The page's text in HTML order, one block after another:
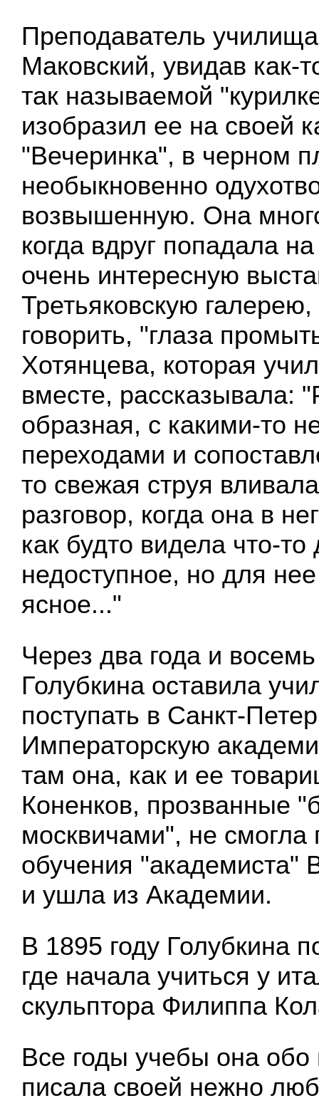
Преподаватель
Маковский, увидав как-
так называемой
изобразил ее на своей
"Вечеринка", в черном
необыкновенно
возвышенную. Она
когда вдруг попадала
очень интересную
Третьяковскую
говорить, "глаза
Хотянцева, которая
вместе, рассказывала:
образная, с какими-то
переходами и
то свежая струя
разговор, когда она в
как будто видела что-то
недоступное, но для
ясное..."
Через два года и
Голубкина оставила
поступать в Санкт-
Императорскую
там она, как и ее
Коненков, прозванные
москвичами", не смогла
обучения "академиста"
и ушла из Академии.
В 1895 году Голубкина
где начала учиться у
скульптора Филиппа
Все годы учебы она
писала своей нежно